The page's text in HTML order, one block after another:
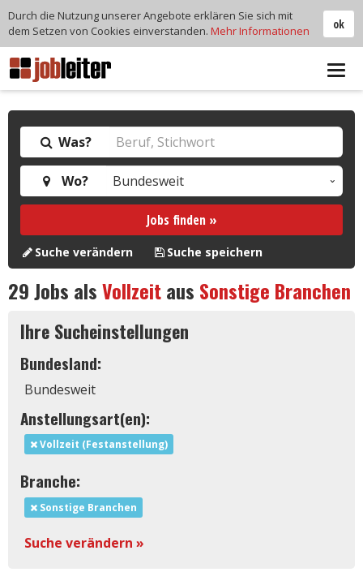
Was?
Wo?
Jobs finden »
Suche verändern Suche speichern
29Jobs alsVollzeitaus Sonstige Branchen
Ihre Sucheinstellungen
Bundesland:
Bundesweit
Anstellungsart(en):
Vollzeit (Festanstellung)
Branche:
Sonstige Branchen
Suche verändern »
ok
Durch die Nutzung unserer Angebote erklären Sie sich mit
dem Setzen von Cookies einverstanden. Mehr Informationen